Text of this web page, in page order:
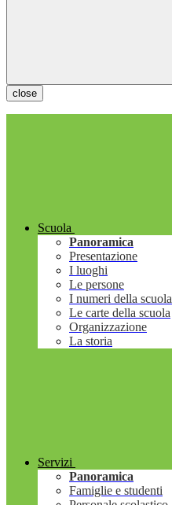
close
Scuola
Panoramica
Presentazione
I luoghi
Le persone
I numeri della scuola
Le carte della scuola
Organizzazione
La storia
Servizi
Panoramica
Famiglie e studenti